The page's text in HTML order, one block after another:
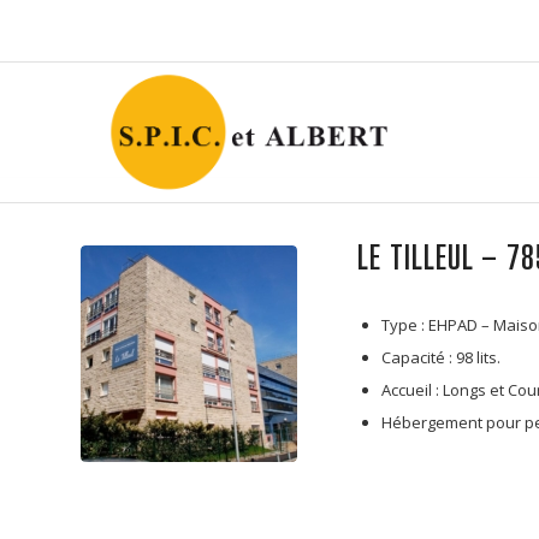
LE TILLEUL –
Type : EHPAD –
Capacité : 98 lits.
Accueil : Longs et
Hébergement pour